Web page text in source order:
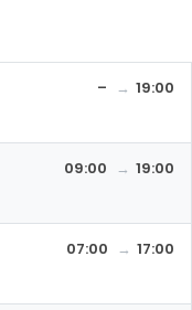
– 19:00
09:00 19:00
07:00 17:00